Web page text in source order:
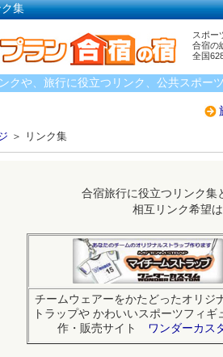
集
スポー
合宿の
全国
クや、旅行に役立つリンク、公共スポー
＞ リンク集
合宿旅行に役立つリンク集
相互リンク希望
チームウェアーをかたどったオリジ
トラップや かわいいスポーツフィギ
作・販売サイト ワンダーカス